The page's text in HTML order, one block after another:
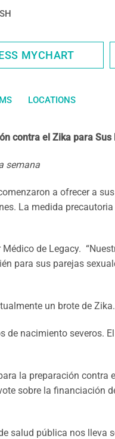
MYCHART
LOCATIONS
contra el Zika para
semana
a ofrecer a
La medida
de Legacy.
para sus parejas
un brote de Zika.
nacimiento severos.
la preparación contra
sobre la financiación
salud pública nos lleva